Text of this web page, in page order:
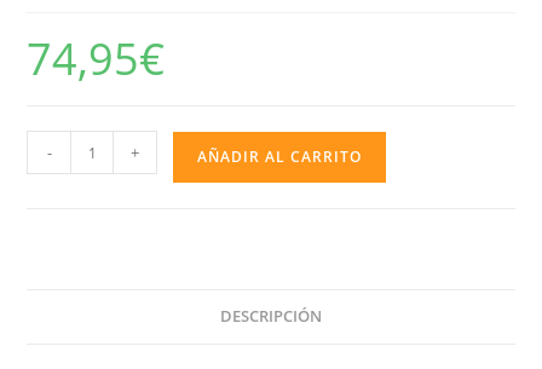
74,95€
GUITARRA
MADERA
- + AÑADIR AL CARRITO
DESCRIPCIÓN